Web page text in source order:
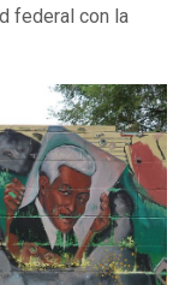
federal con la